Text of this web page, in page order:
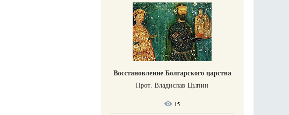
Восстановление Болгарского царства
Прот. Владислав Цыпин
15